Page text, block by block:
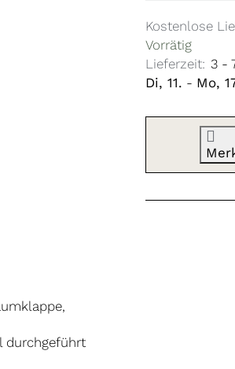
durchgeführt
Kostenlose
Vorrätig
Lieferzeit: 3 -
Di, 11. - Mo,